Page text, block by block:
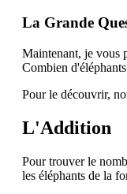
La Grande
Maintenant, je vous
Combien
Pour le découvrir,
L'Addition
Pour trouver le
les éléphants de la